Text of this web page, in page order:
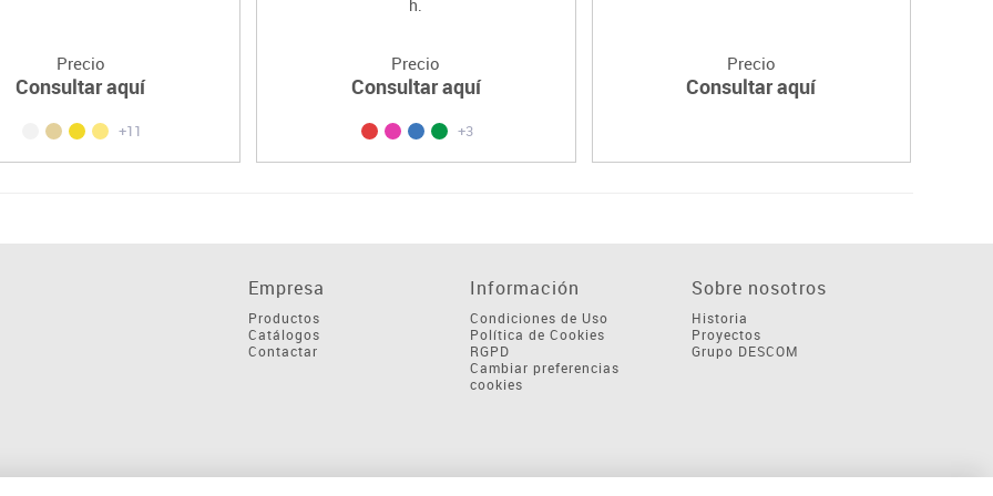
Precio
Consultar aquí
+11
h.
Precio
Consultar aquí
+3
Precio
Consultar aquí
Empresa
Productos
Catálogos
Contactar
Información
Condiciones de Uso
Política de Cookies
RGPD
Cambiar preferencias
cookies
Sobre nosotros
Historia
Proyectos
Grupo DESCOM